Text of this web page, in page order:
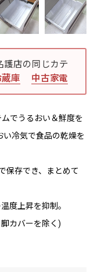
護店の同じカテ
蔵庫 中古家電
でうるおい＆鮮度を
冷気で食品の乾燥を
保存でき、まとめて
度上昇を抑制。
カバーを除く)